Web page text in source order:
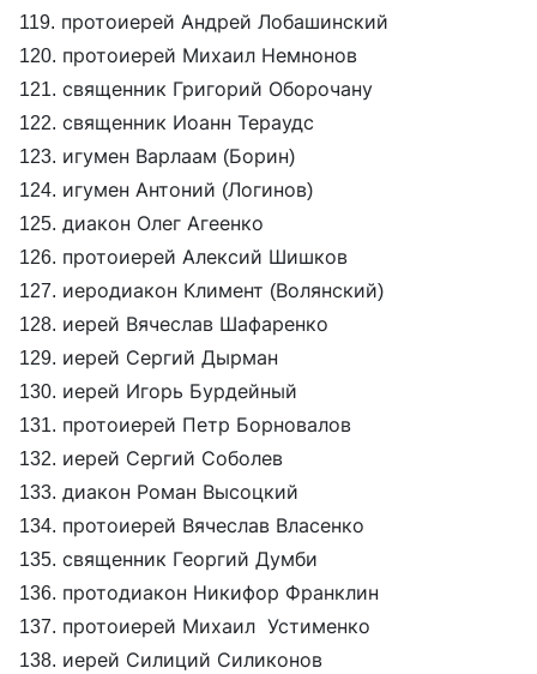
119. протоиерей Андрей Лобашинский
120. протоиерей Михаил Немнонов
121. священник Григорий Оборочану
122. священник Иоанн Тераудс
123. игумен Варлаам (Борин)
124. игумен Антоний (Логинов)
125. диакон Олег Агеенко
126. протоиерей Алексий Шишков
127. иеродиакон Климент (Волянский)
128. иерей Вячеслав Шафаренко
129. иерей Сергий Дырман
130. иерей Игорь Бурдейный
131. протоиерей Петр Борновалов
132. иерей Сергий Соболев
133. диакон Роман Высоцкий
134. протоиерей Вячеслав Власенко
135. священник Георгий Думби
136. протодиакон Никифор Франклин
137. протоиерей Михаил Устименко
138. иерей Силиций Силиконов